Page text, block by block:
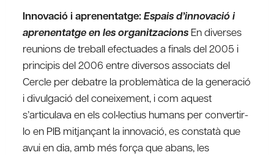
Innovació i aprenentatge:Espais d’innovació i
aprenentatge en les organitzacions En diverses
reunions de treball efectuades a finals del 2005 i
principis del 2006 entre diversos associats del
Cercle per debatre la problemàtica de la generació
i divulgació del coneixement, i com aquest
s’articulava en els col•lectius humans per convertir-
lo en PIB mitjançant la innovació, es constatà que
avui en dia, amb més força que abans, les